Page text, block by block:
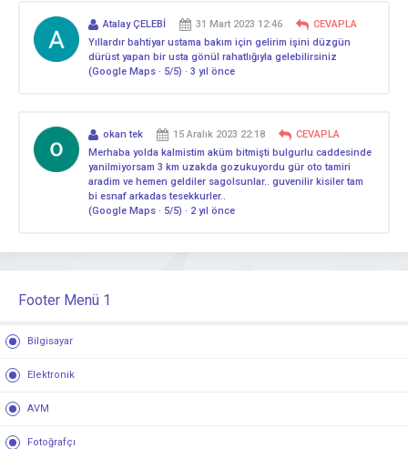
Atalay ÇELEBİ 31 Mart 2023 12:46
CEVAPLA
Yıllardır bahtiyar ustama bakım için gelirim işini düzgün
dürüst yapan bir usta gönül rahatlığıyla gelebilirsiniz
(Google Maps · 5/5) · 3 yıl önce
okan tek 15 Aralık 2023 22:18
CEVAPLA
Merhaba yolda kalmistim aküm bitmişti bulgurlu caddesinde
yanilmiyorsam 3 km uzakda gozukuyordu gür oto tamiri
aradim ve hemen geldiler sagolsunlar.. guvenilir kisiler tam
bi esnaf arkadas tesekkurler..
(Google Maps · 5/5) · 2 yıl önce
Footer Menü 1
Bilgisayar
Elektronik
AVM
Fotoğrafçı